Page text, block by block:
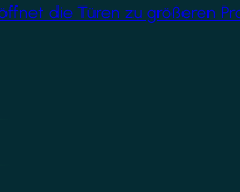
die Türen zu größeren